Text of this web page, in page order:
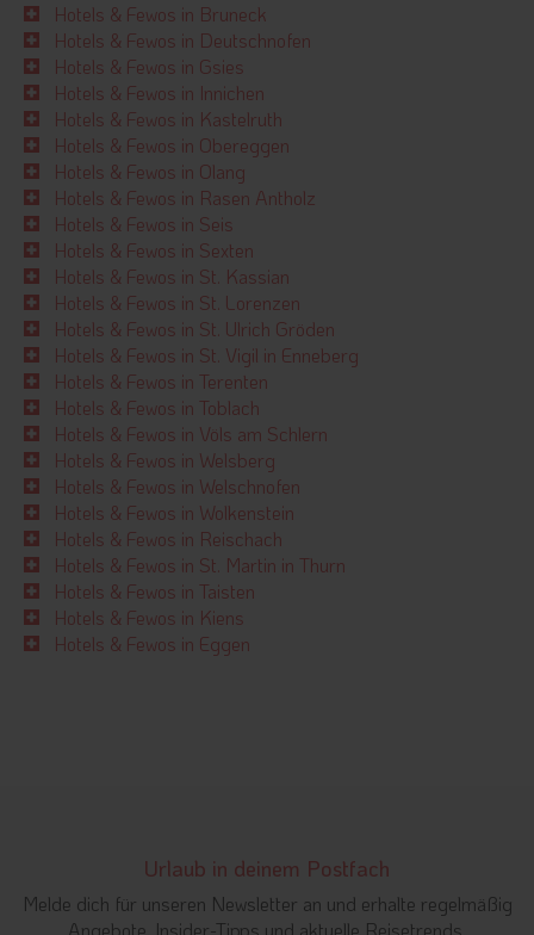
Hotels & Fewos in Bruneck
Hotels & Fewos in Deutschnofen
Hotels & Fewos in Gsies
Hotels & Fewos in Innichen
Hotels & Fewos in Kastelruth
Hotels & Fewos in Obereggen
Hotels & Fewos in Olang
Hotels & Fewos in Rasen Antholz
Hotels & Fewos in Seis
Hotels & Fewos in Sexten
Hotels & Fewos in St. Kassian
Hotels & Fewos in St. Lorenzen
Hotels & Fewos in St. Ulrich Gröden
Hotels & Fewos in St. Vigil in Enneberg
Hotels & Fewos in Terenten
Hotels & Fewos in Toblach
Hotels & Fewos in Völs am Schlern
Hotels & Fewos in Welsberg
Hotels & Fewos in Welschnofen
Hotels & Fewos in Wolkenstein
Hotels & Fewos in Reischach
Hotels & Fewos in St. Martin in Thurn
Hotels & Fewos in Taisten
Hotels & Fewos in Kiens
Hotels & Fewos in Eggen
Urlaub in deinem Postfach
Melde dich für unseren Newsletter an und erhalte regelmäßig
Angebote, Insider-Tipps und aktuelle Reisetrends.